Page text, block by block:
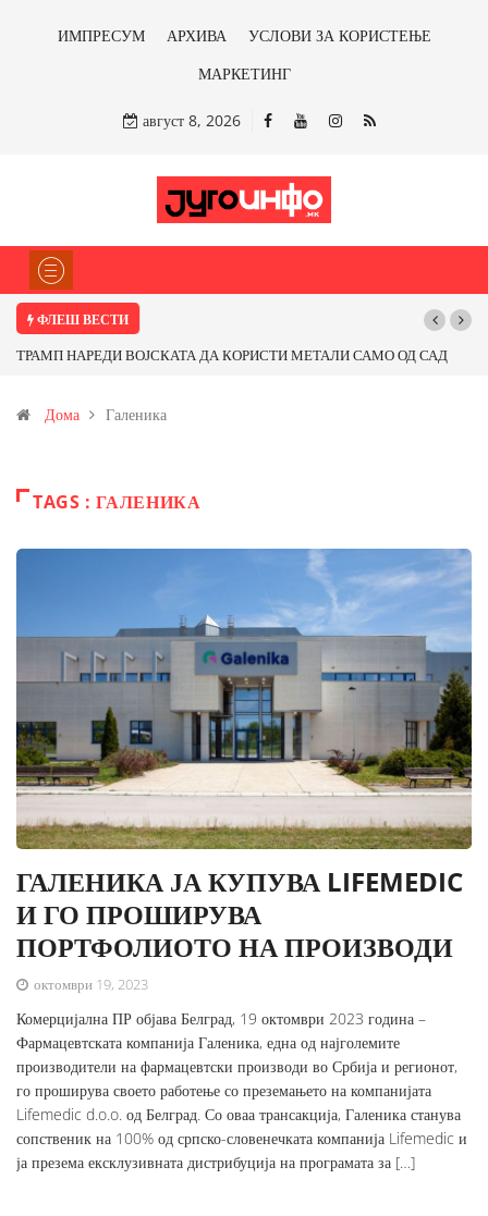
ИМПРЕСУМ АРХИВА
УСЛОВИ ЗА КОРИСТЕЊЕ
МАРКЕТИНГ
август 8, 2026
ФЛЕШ ВЕСТИ
Почнува реконструкцијата на улицата „5-ти Ноември“ во Струмица
Дома Галеника
TAGS : ГАЛЕНИКА
ГАЛЕНИКА ЈА КУПУВА LIFEMEDIC
И ГО ПРОШИРУВА
ПОРТФОЛИОТО НА ПРОИЗВОДИ
октомври 19, 2023
Комерцијална ПР објава Белград, 19 октомври 2023 година –
Фармацевтската компанија Галеника, една од најголемите
производители на фармацевтски производи во Србија и регионот,
го проширува своето работење со преземањето на компанијата
Lifemedic d.o.o. од Белград. Со оваа трансакција, Галеника станува
сопственик на 100% од српско-словенечката компанија Lifemedic и
ја презема ексклузивната дистрибуција на програмата за […]